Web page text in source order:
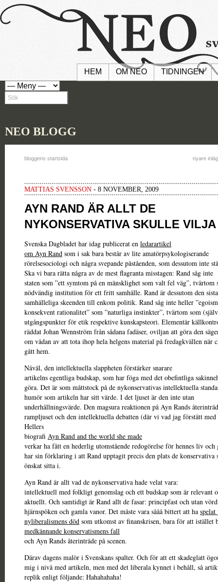
HEM OM NEO TIDNINGEN
NEO BLOGG
bloggens startsida nyare
MATTIAS SVENSSON - 8 NOVEMBER, 2009
AYN RAND ÄR ALLT DE
NYKONSERVATIVA SKULLE
Svenska Dagbladet har idag publicerat en ledarartikel
om Ayn Rand som i sak bara består av lite amatörpsykologiserande
rörelsesociologi och några svepande påståenden, som dessutom inte
Ska vi bara rätta några av de mest flagranta misstagen: Rand såg inte
staten som ”ett symtom på en mänsklighet som valt fel väg”, tvärtom
nödvändig institution för ett fritt samhälle. Rand är dessutom den
samhälleliga skeenden till enkom politik. Rand såg inte heller
konsekvent rationalitet” som ”naturliga instinkter”, tvärtom som
utgångspunkter för etik respektive kunskapsteori. Elementär
räddat Johan Wennström från sådana fadäser, oviljan att göra den
om vådan av att tota ihop hela helgens material på fredagkvällen när
gått hem.
Nåväl, den intellektuella slappheten förstärker snarare
artikelns egentliga budskap, som har föga med det obefintliga
göra. Det är som måttstock på de nykonservativas intellektuella
humör som artikeln har sitt värde. I det ljuset är den inte utan
underhållningsvärde. Den magsura reaktionen på Ayn Rands
rampljuset och den intellektuella debatten (där vi vad jag förstått
Hellers
biografi Ayn Rand and the world she made
verkar ha fått en hederlig utomstående redogörelse för hennes liv och
har sin förklaring i att Rand upptagit precis den plats de konservativa
önskat sitta i.
Ayn Rand är allt vad de nykonservativa hade velat vara:
intellektuell med folkligt genomslag och ett budskap som är relevant
aktuellt. Och samtidigt är Rand allt de fasar: principfast och utan
hjärnspöken och gamla vanor. Det måste vara sååå bittert att ha spelat
nyliberalismens död som utkomst av finanskrisen, bara för att istället
medkännande konservatismens fall
och Ayn Rands återinträde på scenen.
Därav dagens malör i Svenskans spalter. Och för att ett skadeglatt
mig i nivå med artikeln, men med det liberala kynnet i behåll, så
replik enligt följande: Hahahahaha!